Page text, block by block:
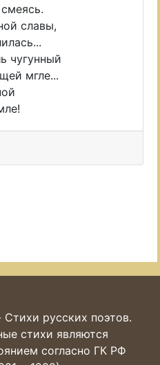
славы,
чугунный
мгле...
русских поэтов.
стихи являются
согласно ГК РФ